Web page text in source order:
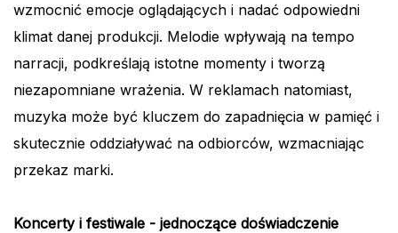
wzmocnić emocje oglądających i nadać odpowiedni
klimat danej produkcji. Melodie wpływają na tempo
narracji, podkreślają istotne momenty i tworzą
niezapomniane wrażenia. W reklamach natomiast,
muzyka może być kluczem do zapadnięcia w pamięć i
skutecznie oddziaływać na odbiorców, wzmacniając
przekaz marki.
Koncerty i festiwale - jednoczące doświadczenie